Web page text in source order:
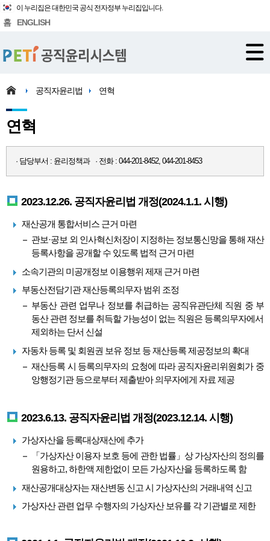
이 누리집은 대한민국 공식 전자정부 누리집입니다.
홈 ENGLISH
공직자윤리법 연혁
연혁
· 담당부서 : 윤리정책과 · 전화 : 044-201-8452, 044-201-8453
2023.12.26. 공직자윤리법 개정(2024.1.1. 시행)
재산공개 통합서비스 근거 마련
관보·공보 외 인사혁신처장이 지정하는 정보통신망을 통해 재산
등록사항을 공개할 수 있도록 법적 근거 마련
소속기관의 미공개정보 이용행위 제재 근거 마련
부동산전담기관 재산등록의무자 범위 조정
부동산 관련 업무나 정보를 취급하는 공직유관단체 직원 중 부
동산 관련 정보를 취득할 가능성이 없는 직원은 등록의무자에서
제외하는 단서 신설
자동차 등록 및 회원권 보유 정보 등 재산등록 제공정보의 확대
재산등록 시 등록의무자의 요청에 따라 공직자윤리위원회가 중
앙행정기관 등으로부터 제출받아 의무자에게 자료 제공
2023.6.13. 공직자윤리법 개정(2023.12.14. 시행)
가상자산을 등록대상재산에 추가
「가상자산 이용자 보호 등에 관한 법률」상 가상자산의 정의를
원용하고, 하한액 제한없이 모든 가상자산을 등록하도록 함
재산공개대상자는 재산변동 신고 시 가상자산의 거래내역 신고
가상자산 관련 업무 수행자의 가상자산 보유를 각 기관별로 제한